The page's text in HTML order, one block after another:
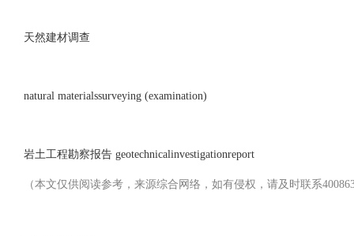
天然建材调查
natural materialssurveying (examination)
岩土工程勘察报告 geotechnicalinvestigationreport
（本文仅供阅读参考，来源综合网络，如有侵权，请及时联系